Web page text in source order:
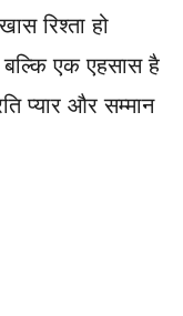
रिश्ता हो
बल्कि एक एहसास है
प्यार और सम्मान